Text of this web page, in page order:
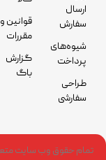
ارسال
سفارش
شیوه‌های
پرداخت
طراحی
سفارشی
قوانین و
مقررات
گزارش
باگ